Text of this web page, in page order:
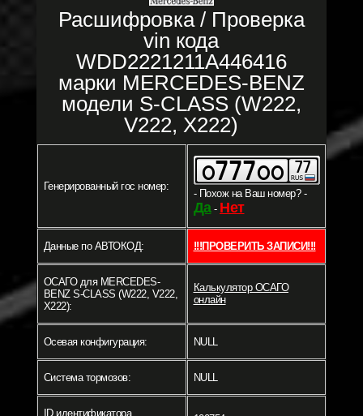
Расшифровка / Проверка
vin кода
WDD2221211A446416
марки MERCEDES-BENZ
модели S-CLASS (W222,
V222, X222)
Генерированный гос номер:
- Похож на Ваш номер? -
Да- Нет
Данные по АВТОКОД: !!!ПРОВЕРИТЬ ЗАПИСИ!!!
ОСАГО для MERCEDES-
BENZ S-CLASS (W222, V222,
X222):
Калькулятор ОСАГО
онлайн
Осевая конфигурация: NULL
Система тормозов: NULL
ID идентификатора